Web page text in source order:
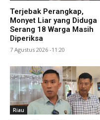
Terjebak Perangkap,
Monyet Liar yang Diduga
Serang 18 Warga Masih
Diperiksa
7 Agustus 2026 -11:20
Riau